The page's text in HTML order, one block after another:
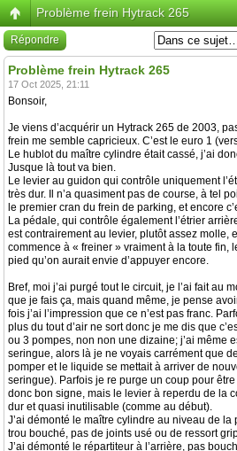
Problème frein Hytrack 265
Répondre
Problème frein Hytrack 265
17 Oct 2025, 21:11
Bonsoir,
Je viens d’acquérir un Hytrack 265 de 2003,
frein me semble capricieux. C’est le euro 1
Le hublot du maître cylindre était cassé, j’ai
Jusque là tout va bien.
Le levier au guidon qui contrôle uniquement
très dur. Il n’a quasiment pas de course, à tel
le premier cran du frein de parking, et encore
La pédale, qui contrôle également l’étrier
est contrairement au levier, plutôt assez molle,
commence à « freiner » vraiment à la toute fin,
pied qu’on aurait envie d’appuyer encore.
Bref, moi j’ai purgé tout le circuit, je l’ai fait au
que je fais ça, mais quand même, je pense
fois j’ai l’impression que ce n’est pas franc.
plus du tout d’air ne sort donc je me dis que
ou 3 pompes, non non une dizaine; j’ai même
seringue, alors là je ne voyais carrément que
pomper et le liquide se mettait à arriver de
seringue). Parfois je re purge un coup pour
donc bon signe, mais le levier à reperdu de la
dur et quasi inutilisable (comme au début).
J’ai démonté le maître cylindre au niveau de la
trou bouché, pas de joints usé ou de ressort
J’ai démonté le répartiteur à l’arrière, pas